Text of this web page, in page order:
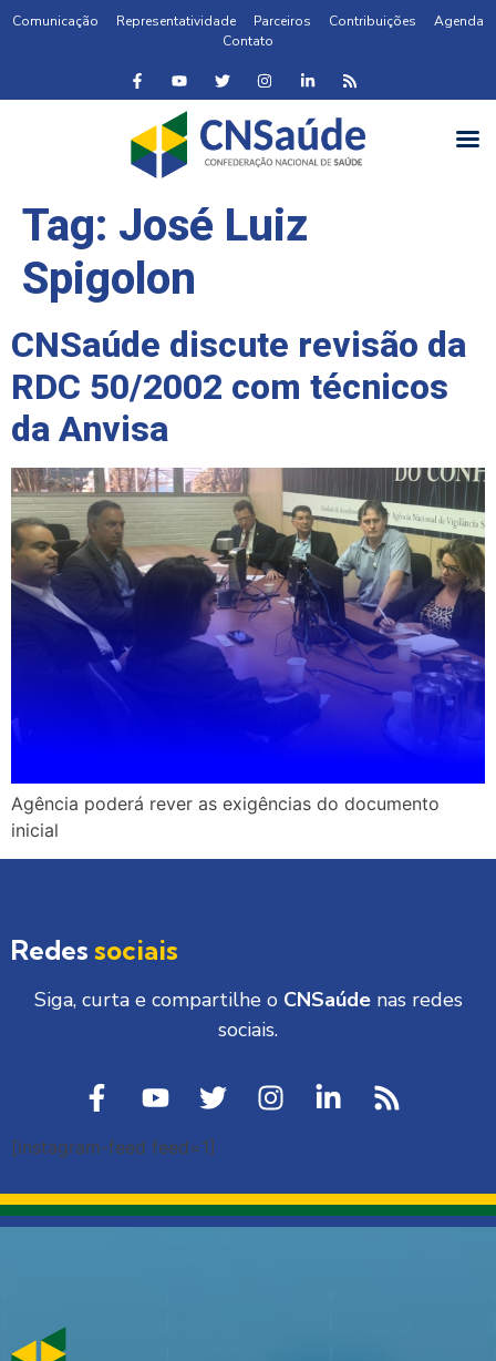
Comunicação Representatividade Parceiros Contribuições
Agenda
Contato
Tag: José Luiz
Spigolon
CNSaúde discute revisão da
RDC 50/2002 com técnicos
da Anvisa
Agência poderá rever as exigências do documento
inicial
Redes sociais
Siga, curta e compartilhe o CNSaúdenas redes
sociais.
[instagram-feed feed=1]